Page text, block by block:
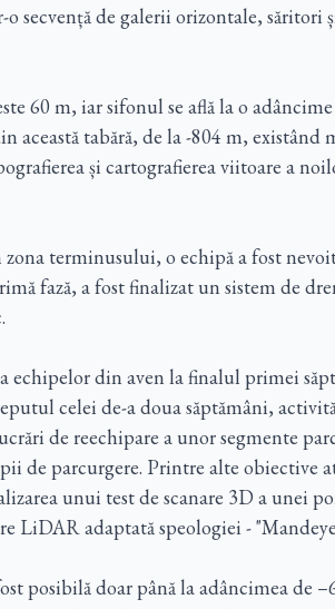
secvență de galerii orizontale,
60 m, iar sifonul se află la o
tabără, de la -804 m, existând
și cartografierea viitoare a
terminusului, o echipă a fost
fază, a fost finalizat un sistem de
echipelor din aven la finalul primei
celei de-a doua săptămâni,
de reechipare a unor segmente
de parcurgere. Printre alte obiective
unui test de scanare 3D a unei
LiDAR adaptată speologiei -
posibilă doar până la adâncimea